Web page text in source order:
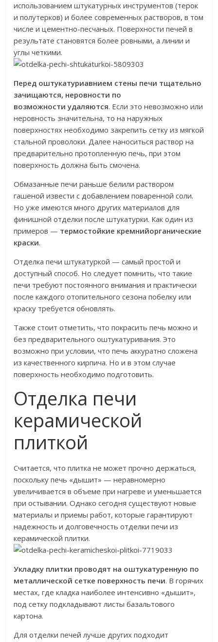
использованием штукатурных инструментов (терок
и полутерков) и более современных растворов, в том
числе и цементно-песчаных. Поверхности печей в
результате становятся более ровными, а линии и
углы четкими.
Перед оштукатуриавнием стены печи тщательно
зачищаются, неровности по
возможности удаляются. Если это невозможно или
неровность значительна, то на наружных
поверхностях необходимо закрепить сетку из мягкой
стальной проволоки. Далее наноситься раствор на
предварительно протопленную печь, при этом
поверхность должна быть смочена.
Обмазанные печи раньше белили раствором
гашеной извести с добавлением поваренной соли.
Но уже имеются много других материалов для
финишной отделки после штукатурки. Как один из
примеров — термостойкие кремнийорганические
краски.
Отделка печи штукатуркой — самый простой и
доступный способ. Но следует помнить, что такие
печи требуют постоянного внимания и практически
после каждого отопительного сезона побелку или
краску требуется обновлять.
Также стоит отметить, что покрасить печь можно и
без предварительного оштукатуривания. Это
возможно при условии, что печь аккуратно сложена
из качественного кирпича. Но и в этом случае
поверхность необходимо подготовить.
Отделка печи
керамической
плиткой
Считается, что плитка не может прочно держаться,
поскольку печь «дышит» — неравномерно
увеличивается в объеме при нагреве и уменьшается
при остывании. Однако сегодня существуют новые
материалы и приемы работ, которые гарантируют
надежность и долговечность отделки печи из
керамической плитки.
Укладку плитки проводят на оштукатуренную по
металлической сетке поверхность печи. В горячих
местах, где кладка наиболее интенсивно «дышит»,
под сетку подкладывают листы базальтового
картона.
Для отделки печей лучше других подходит